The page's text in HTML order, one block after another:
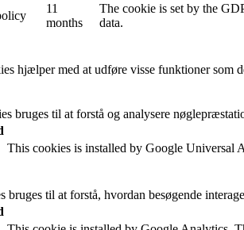
11
months
The cookie is set by the
data.
hjælper med at udføre visse funktioner som
bruges til at forstå og analysere
This cookies is installed by Google Universal
bruges til at forstå, hvordan besøgende